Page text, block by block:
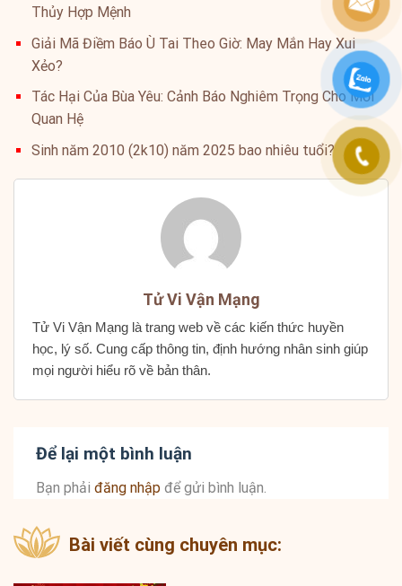
Thủy Hợp Mệnh
Giải Mã Điềm Báo Ù Tai Theo Giờ: May Mắn Hay Xui
Xẻo?
Tác Hại Của Bùa Yêu: Cảnh Báo Nghiêm Trọng Cho Mối
Quan Hệ
Sinh năm 2010 (2k10) năm 2025 bao nhiêu tuổi?
Tử Vi Vận Mạng
Tử Vi Vận Mạng là trang web về các kiến thức huyền
học, lý số. Cung cấp thông tin, định hướng nhân sinh giúp
mọi người hiểu rõ về bản thân.
Để lại một bình luận
Bạn phải đăng nhập để gửi bình luận.
Bài viết cùng chuyên mục: